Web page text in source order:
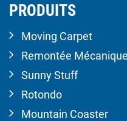
PRODUITS
Moving Carpet
Remontée Mécanique
Sunny Stuff
Rotondo
Mountain Coaster